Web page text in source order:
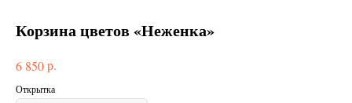
Корзина цветов «Неженка»
6 850р.
Открытка